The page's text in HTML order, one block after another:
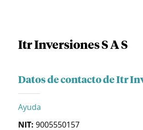
Itr Inversiones S A S
Datos de contacto de Itr
Ayuda
NIT: 9005550157